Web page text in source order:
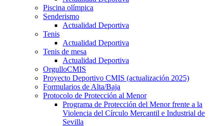
Piscina olímpica
Senderismo
Actualidad Deportiva
Tenis
Actualidad Deportiva
Tenis de mesa
Actualidad Deportiva
OrgulloCMIS
Proyecto Deportivo CMIS (actualización 2025)
Formularios de Alta/Baja
Protocolo de Protección al Menor
Programa de Protección del Menor frente a la
Violencia del Círculo Mercantil e Industrial de
Sevilla